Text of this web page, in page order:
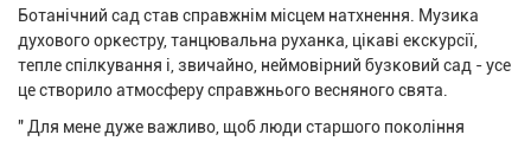
Ботанічний сад став справжнім місцем натхнення. Музика
духового оркестру, танцювальна руханка, цікаві екскурсії,
тепле спілкування і, звичайно, неймовірний бузковий сад - усе
це створило атмосферу справжнього весняного свята.
" Для мене дуже важливо, щоб люди старшого покоління